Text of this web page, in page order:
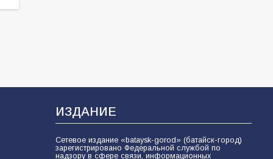
ИЗДАНИЕ
Сетевое издание «bataysk-gorod» (батайск-город)
зарегистрировано Федеральной службой по
надзору в сфере связи, информационных